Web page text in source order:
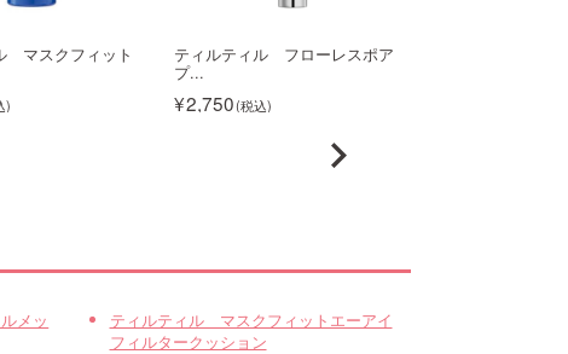
マスクフィット
ティルティル フローレスポア
プ...
2,750
メッ
ティルティル マスクフィットエーアイ
フィルタークッション